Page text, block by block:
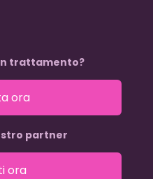
trattamento?
ora
partner
ora